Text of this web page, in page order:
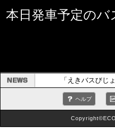
本日発車予定のバ
「えきバスびじ
ヘルプ